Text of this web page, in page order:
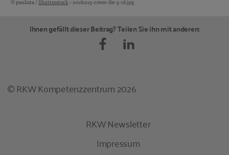
Bildquellen und Copyright-Hinweise
© paulista / Shutterstock– 20161213-cover-ibr-3-16.jpg
Ihnen gefällt dieser Beitrag? Teilen Sie ihn mit anderen:
© RKW Kompetenzzentrum 2026
RKW Newsletter
Impressum